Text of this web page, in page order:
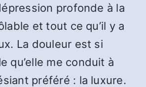
profonde à la
et tout ce qu’il y a
La douleur est si
qu’elle me conduit à
préféré : la luxure.